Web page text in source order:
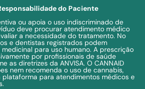
do Paciente
ou apoia o uso indiscriminado de
deve procurar atendimento médico
a necessidade do tratamento. No
e dentistas registrados podem
para uso humano. A prescrição
por profissionais de saúde
as diretrizes da ANVISA. O CANNAID
nem recomenda o uso de cannabis,
para atendimentos médicos e